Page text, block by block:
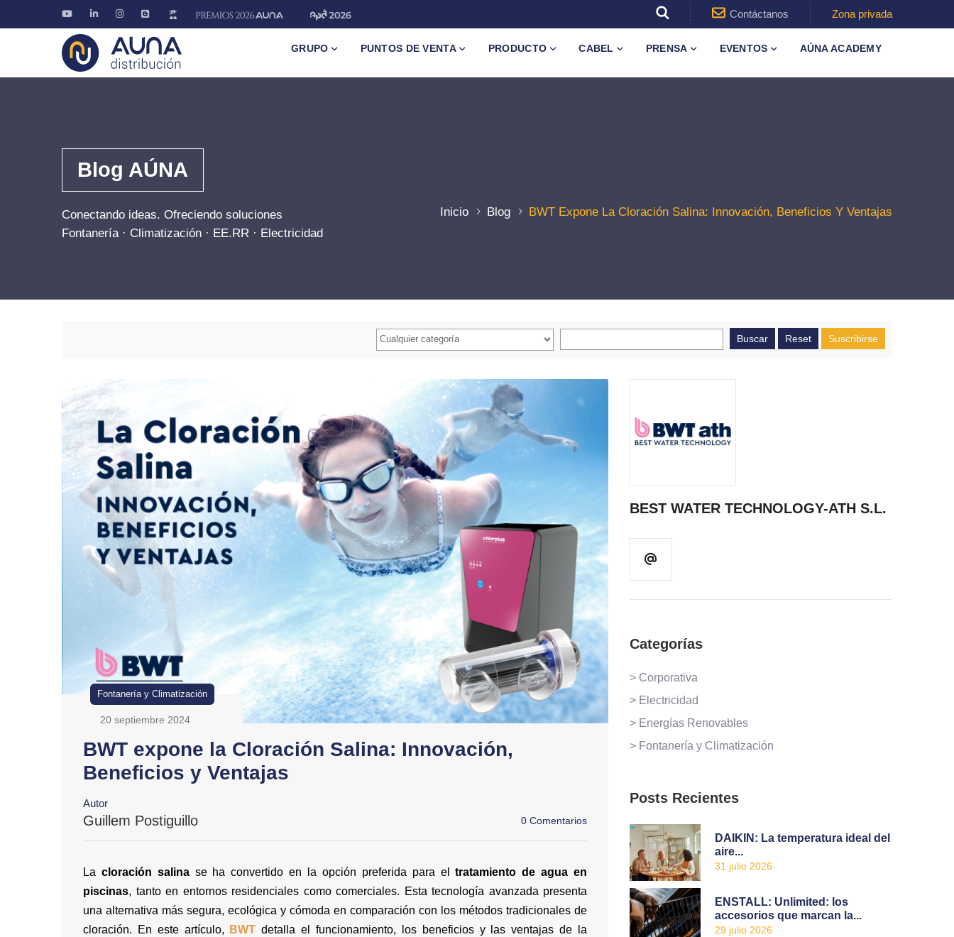
Contáctanos Zona privada
GRUPO PUNTOS DE VENTA PRODUCTO CABEL PRENSA EVENTOS AÚNA ACADEMY
Blog AÚNA
Conectando ideas. Ofreciendo soluciones
Fontanería · Climatización · EE.RR · Electricidad
Inicio Blog BWT Expone La Cloración Salina: Innovación, Beneficios Y Ventajas
Suscribirse
Fontanería y Climatización
20 septiembre 2024
BWT expone la Cloración Salina: Innovación,
Beneficios y Ventajas
Autor
Guillem Postiguillo 0 Comentarios
La cloración salinase ha convertido en la opción preferida para eltratamiento de agua en
piscinas, tanto en entornos residenciales como comerciales. Esta tecnología avanzada presenta
una alternativa más segura, ecológica y cómoda en comparación con los métodos tradicionales de
cloración. En este artículo,
BWT detalla el funcionamiento, los beneficios y las ventajas de la
BEST WATER TECHNOLOGY-ATH S.L.
Categorías
> Corporativa
> Electricidad
> Energías Renovables
> Fontanería y Climatización
Posts Recientes
DAIKIN: La temperatura ideal del
aire...
31 julio 2026
ENSTALL: Unlimited: los
accesorios que marcan la...
29 julio 2026